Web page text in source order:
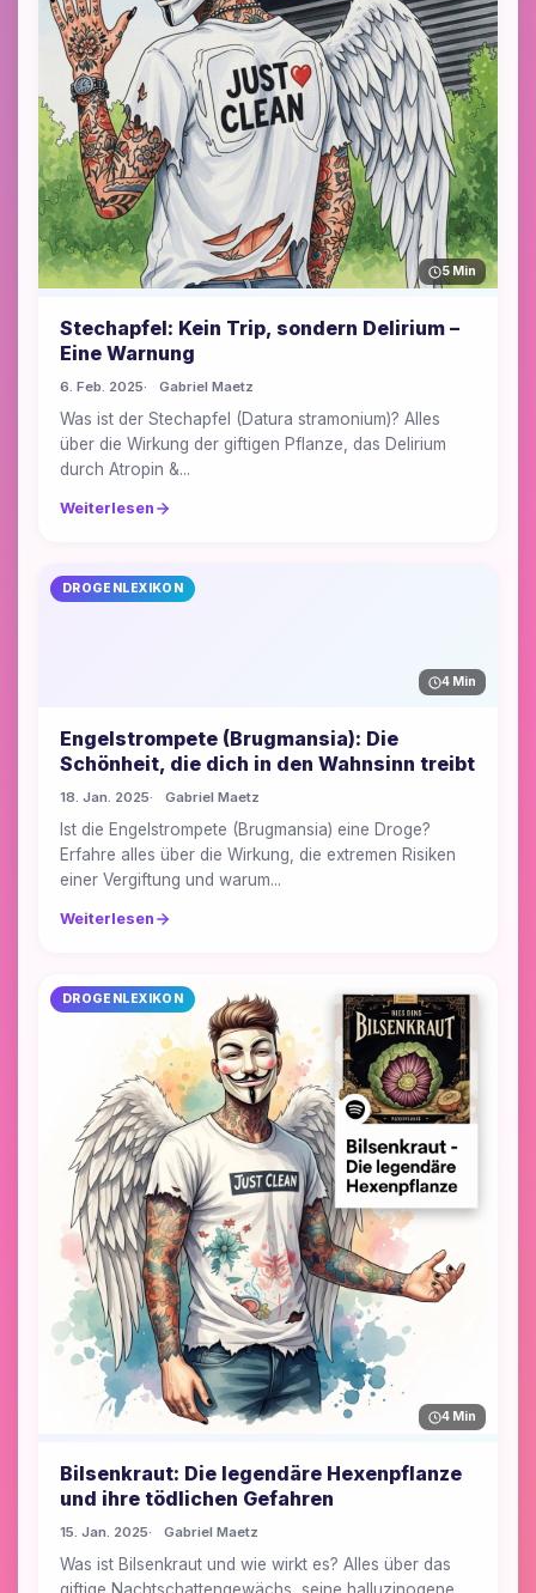
5 Min
Stechapfel: Kein Trip, sondern Delirium –
Eine Warnung
6. Feb. 2025 Gabriel Maetz
Was ist der Stechapfel (Datura stramonium)? Alles
über die Wirkung der giftigen Pflanze, das Delirium
durch Atropin &...
Weiterlesen
DROGENLEXIKON
4 Min
Engelstrompete (Brugmansia): Die
Schönheit, die dich in den Wahnsinn treibt
18. Jan. 2025 Gabriel Maetz
Ist die Engelstrompete (Brugmansia) eine Droge?
Erfahre alles über die Wirkung, die extremen Risiken
einer Vergiftung und warum...
Weiterlesen
DROGENLEXIKON
4 Min
Bilsenkraut: Die legendäre Hexenpflanze
und ihre tödlichen Gefahren
15. Jan. 2025 Gabriel Maetz
Was ist Bilsenkraut und wie wirkt es? Alles über das